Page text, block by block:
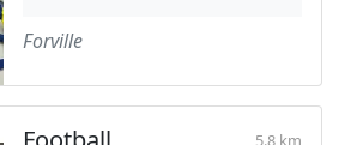
Forville
5.8 km